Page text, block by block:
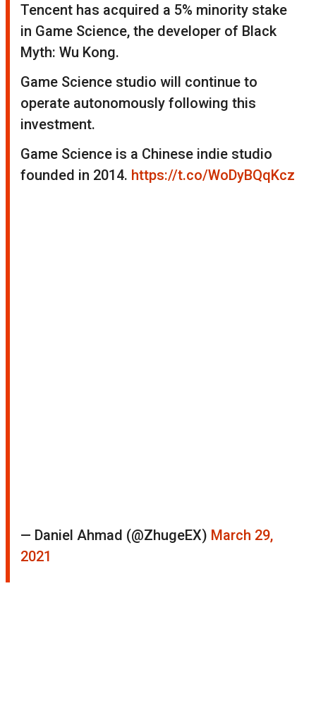
Tencent has acquired a 5% minority stake
in Game Science, the developer of Black
Myth: Wu Kong.
Game Science studio will continue to
operate autonomously following this
investment.
Game Science is a Chinese indie studio
founded in 2014. https://t.co/WoDyBQqKcz
— Daniel Ahmad (@ZhugeEX) March 29,
2021